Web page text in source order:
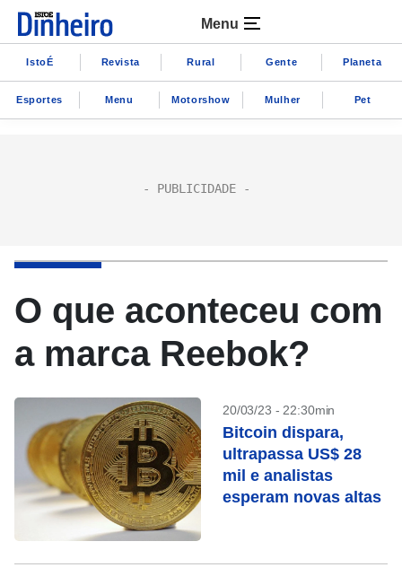
Menu
IstoÉ Revista Rural Gente Planeta
Esportes Menu Motorshow Mulher Pet
O que aconteceu com
a marca Reebok?
20/03/23 - 22:30min
Bitcoin dispara,
ultrapassa US$ 28
mil e analistas
esperam novas altas